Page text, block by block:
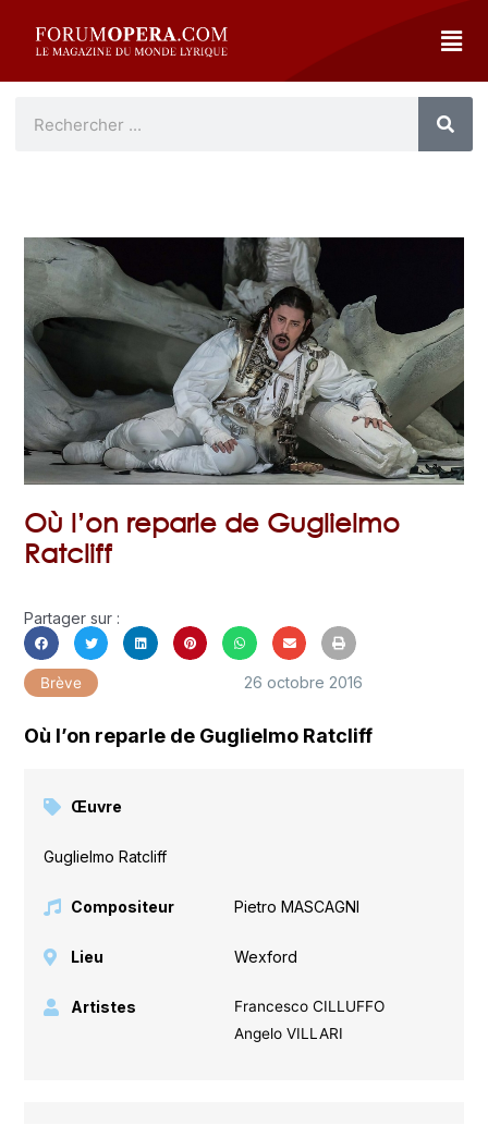
Où l’on reparle de Guglielmo
Ratcliff
Partager sur :
Brève 26 octobre 2016
Où l’on reparle de Guglielmo Ratcliff
Œuvre
Guglielmo Ratcliff
Compositeur Pietro MASCAGNI
Lieu Wexford
Artistes
Francesco CILLUFFO
Angelo VILLARI